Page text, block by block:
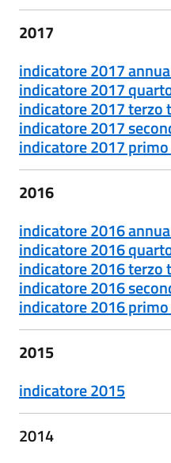
2017
indicatore 2017
indicatore 2017
indicatore 2017 terzo
indicatore 2017
indicatore 2017
2016
indicatore 2016
indicatore 2016
indicatore 2016 terzo
indicatore 2016
indicatore 2016
2015
indicatore 2015
2014